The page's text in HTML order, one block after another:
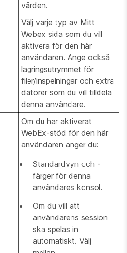
värden.
Välj varje typ av Mitt
Webex sida som du vill
aktivera för den här
användaren. Ange också
lagringsutrymmet för
filer/inspelningar och extra
datorer som du vill tilldela
denna användare.
Om du har aktiverat
WebEx-stöd för den här
användaren anger du:
Standardvyn och -
färger för denna
användares konsol.
Om du vill att
användarens session
ska spelas in
automatiskt. Välj